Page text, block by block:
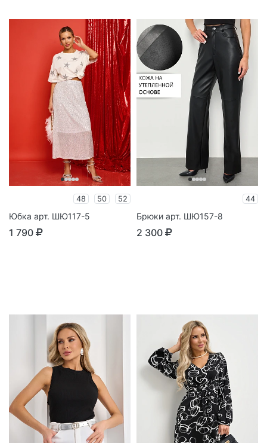
48 50 52
Юбка арт. ШЮ117-5
1 790
44
Брюки арт. ШЮ157-8
2 300